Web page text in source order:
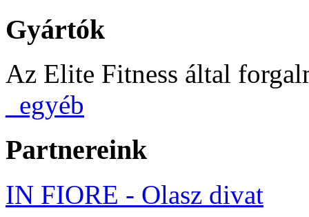
Gyártók
Az Elite Fitness által
_egyéb
Partnereink
IN FIORE - Olasz divat